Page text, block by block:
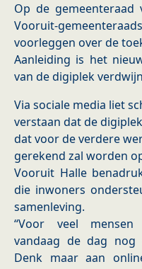
Op de gemeenteraad
Vooruit-
voorleggen over de
Aanleiding is het
van de digiplek
Via sociale media liet
verstaan dat de
dat voor de verdere
gerekend zal worden
Vooruit Halle
die inwoners
samenleving.
“Voor veel
vandaag de dag nog
Denk maar aan